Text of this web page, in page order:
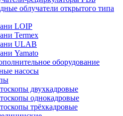
облучатели открытого типа
LOIP
Termex
ULAB
Yamato
оборудование
насосы
двухкадровые
однокадровые
трёхкадровые